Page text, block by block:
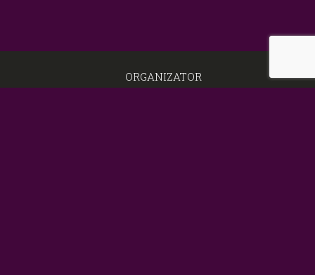
ORGANIZATOR